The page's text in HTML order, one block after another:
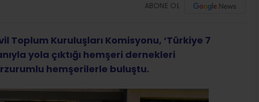
ABONE OL
Toplum Kuruluşları Komisyonu, ‘Türkiye 7
yola çıktığı hemşeri dernekleri
hemşerilerle buluştu.